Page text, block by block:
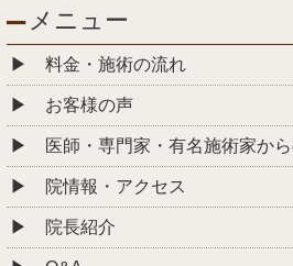
メニュー
料金・施術の流れ
お客様の声
医師・専門家・有名施術家か
院情報・アクセス
院長紹介